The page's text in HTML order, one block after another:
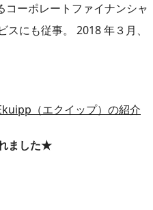
ーポレートファイナンシャ
にも従事。 2018 年３月、
（エクイップ）の紹介
ました★